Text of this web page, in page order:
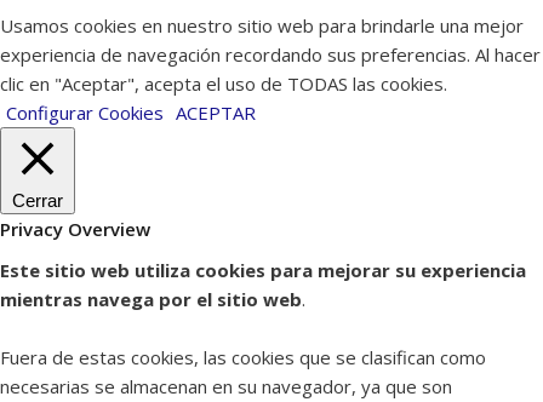
Usamos cookies en nuestro sitio web para brindarle una mejor
experiencia de navegación recordando sus preferencias. Al hacer
clic en "Aceptar", acepta el uso de TODAS las cookies.
Configurar Cookies ACEPTAR
Cerrar
Privacy Overview
Este sitio web utiliza cookies para mejorar su experiencia
mientras navega por el sitio web.
Fuera de estas cookies, las cookies que se clasifican como
necesarias se almacenan en su navegador, ya que son